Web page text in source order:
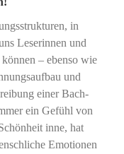
in
Leserinnen und
– ebenso wie
und
einer Bach-
ein Gefühl von
inne, hat
Emotionen